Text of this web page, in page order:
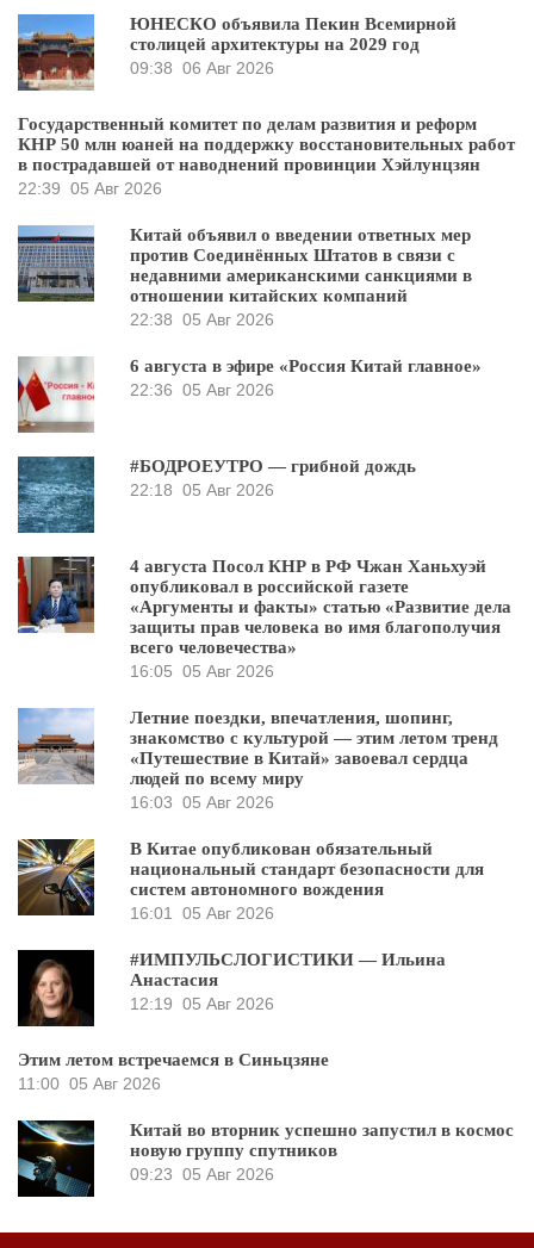
ЮНЕСКО объявила Пекин Всемирной
столицей архитектуры на 2029 год
09:38 06 Авг 2026
Государственный комитет по делам развития и реформ
КНР 50 млн юаней на поддержку восстановительных работ
в пострадавшей от наводнений провинции Хэйлунцзян
22:39 05 Авг 2026
Китай объявил о введении ответных мер
против Соединённых Штатов в связи с
недавними американскими санкциями в
отношении китайских компаний
22:38 05 Авг 2026
6 августа в эфире «Россия Китай главное»
22:36 05 Авг 2026
#БОДРОЕУТРО — грибной дождь
22:18 05 Авг 2026
4 августа Посол КНР в РФ Чжан Ханьхуэй
опубликовал в российской газете
«Аргументы и факты» статью «Развитие дела
защиты прав человека во имя благополучия
всего человечества»
16:05 05 Авг 2026
Летние поездки, впечатления, шопинг,
знакомство с культурой — этим летом тренд
«Путешествие в Китай» завоевал сердца
людей по всему миру
16:03 05 Авг 2026
В Китае опубликован обязательный
национальный стандарт безопасности для
систем автономного вождения
16:01
05 Авг 2026
#ИМПУЛЬСЛОГИСТИКИ — Ильина
Анастасия
12:19 05 Авг 2026
Этим летом встречаемся в Синьцзяне
11:00 05 Авг 2026
Китай во вторник успешно запустил в космос
новую группу спутников
09:23 05 Авг 2026